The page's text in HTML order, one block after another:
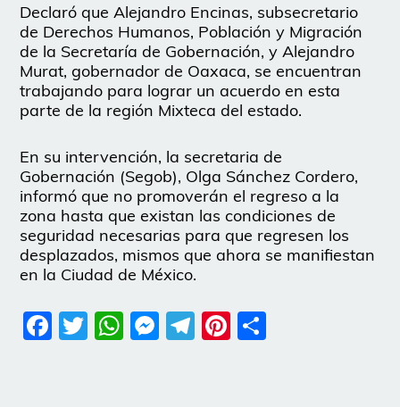
Declaró que Alejandro Encinas, subsecretario
de Derechos Humanos, Población y Migración
de la Secretaría de Gobernación, y Alejandro
Murat, gobernador de Oaxaca, se encuentran
trabajando para lograr un acuerdo en esta
parte de la región Mixteca del estado.
En su intervención, la secretaria de
Gobernación (Segob), Olga Sánchez Cordero,
informó que no promoverán el regreso a la
zona hasta que existan las condiciones de
seguridad necesarias para que regresen los
desplazados, mismos que ahora se manifiestan
en la Ciudad de México.
Facebook
Twitter
WhatsApp
Messenger
Telegram
Pinterest